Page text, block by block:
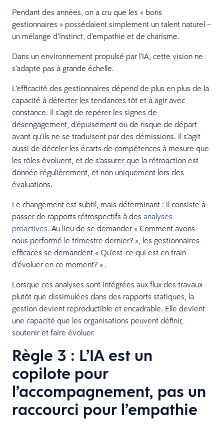
Pendant des années, on a cru que les « bons
gestionnaires » possédaient simplement un talent naturel –
un mélange d’instinct, d’empathie et de charisme.
Dans un environnement propulsé par l’IA, cette vision ne
s’adapte pas à grande échelle.
L’efficacité des gestionnaires dépend de plus en plus de la
capacité à détecter les tendances tôt et à agir avec
constance. Il s’agit de repérer les signes de
désengagement, d’épuisement ou de risque de départ
avant qu’ils ne se traduisent par des démissions. Il s’agit
aussi de déceler les écarts de compétences à mesure que
les rôles évoluent, et de s’assurer que la rétroaction est
donnée régulièrement, et non uniquement lors des
évaluations.
Le changement est subtil, mais déterminant : il consiste à
passer de rapports rétrospectifs à des analyses
proactives. Au lieu de se demander « Comment avons-
nous performé le trimestre dernier? », les gestionnaires
efficaces se demandent « Qu’est-ce qui est en train
d’évoluer en ce moment? » .
Lorsque ces analyses sont intégrées aux flux des travaux
plutôt que dissimulées dans des rapports statiques, la
gestion devient reproductible et encadrable. Elle devient
une capacité que les organisations peuvent définir,
soutenir et faire évoluer.
Règle 3 : L’IA est un
copilote pour
l’accompagnement, pas un
raccourci pour l’empathie